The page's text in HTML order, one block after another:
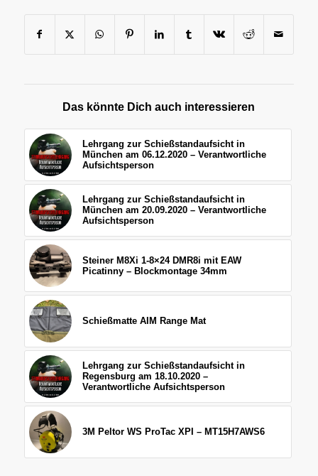
Das könnte Dich auch interessieren
Lehrgang zur Schießstandaufsicht in
München am 06.12.2020 – Verantwortliche
Aufsichtsperson
Lehrgang zur Schießstandaufsicht in
München am 20.09.2020 – Verantwortliche
Aufsichtsperson
Steiner M8Xi 1-8×24 DMR8i mit EAW
Picatinny – Blockmontage 34mm
Schießmatte AIM Range Mat
Lehrgang zur Schießstandaufsicht in
Regensburg am 18.10.2020 –
Verantwortliche Aufsichtsperson
3M Peltor WS ProTac XPI – MT15H7AWS6